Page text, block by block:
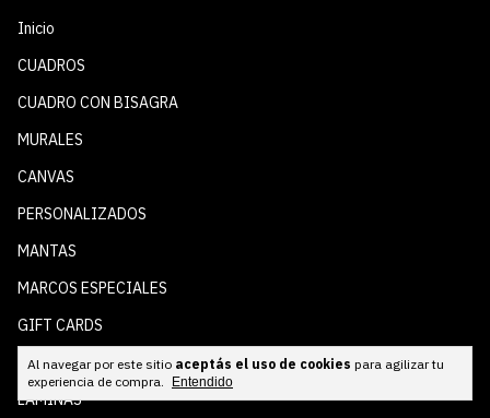
Al navegar por este sitio aceptás el uso de cookies para agilizar tu
experiencia de compra.
Entendido
Inicio
CUADROS
CUADRO CON BISAGRA
MURALES
CANVAS
PERSONALIZADOS
MANTAS
MARCOS ESPECIALES
GIFT CARDS
ESPEJOS
LÁMINAS